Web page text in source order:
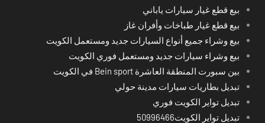
بيع قطع غيار سيارات ياباني
بيع قطع غيار طباخات وأفران غاز
بيع وشراء جميع أنواع السيارات جديد ومستعمل الكويت
بيع وشراء سيارات جديد ومستعمل فوري الكويت
بين سبورت المنطقة العاشرة Bein sport في الكويت
تبديل بطاريات سيارات مدينة حولي
تبديل تواير الكويت فوري
تبديل تواير الكويت50996466